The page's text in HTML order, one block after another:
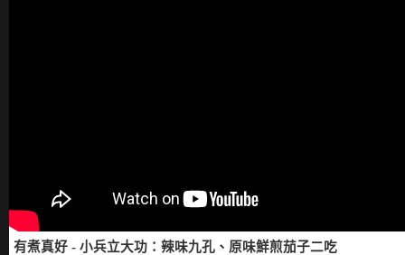
有煮真好 - 小兵立大功：辣味九孔、原味鮮煎茄子二吃